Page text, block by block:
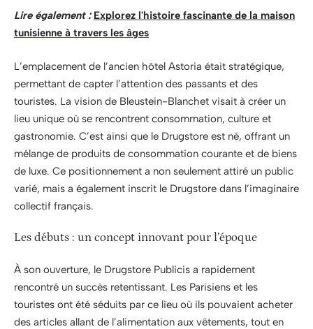
Lire également : Explorez l'histoire fascinante de la maison
tunisienne à travers les âges
L’emplacement de l’ancien hôtel Astoria était stratégique,
permettant de capter l’attention des passants et des
touristes. La vision de Bleustein-Blanchet visait à créer un
lieu unique où se rencontrent consommation, culture et
gastronomie. C’est ainsi que le Drugstore est né, offrant un
mélange de produits de consommation courante et de biens
de luxe. Ce positionnement a non seulement attiré un public
varié, mais a également inscrit le Drugstore dans l’imaginaire
collectif français.
Les débuts : un concept innovant pour l’époque
À son ouverture, le Drugstore Publicis a rapidement
rencontré un succès retentissant. Les Parisiens et les
touristes ont été séduits par ce lieu où ils pouvaient acheter
des articles allant de l’alimentation aux vêtements, tout en